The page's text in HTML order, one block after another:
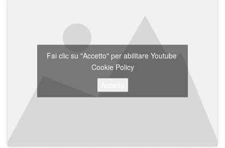
Fai clic su "Accetto" per abilitare Youtube
Cookie Policy